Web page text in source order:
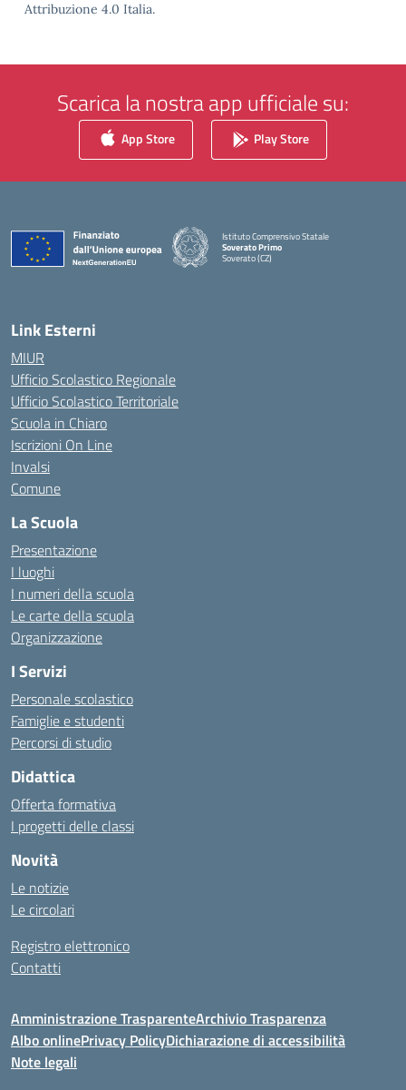
Attribuzione 4.0 Italia.
Scarica la nostra app ufficiale su:
App Store Play Store
Istituto Comprensivo Statale
Soverato Primo
Soverato (CZ)
Link Esterni
MIUR
Ufficio Scolastico Regionale
Ufficio Scolastico Territoriale
Scuola in Chiaro
Iscrizioni On Line
Invalsi
Comune
La Scuola
Presentazione
I luoghi
I numeri della scuola
Le carte della scuola
Organizzazione
I Servizi
Personale scolastico
Famiglie e studenti
Percorsi di studio
Didattica
Offerta formativa
I progetti delle classi
Novità
Le notizie
Le circolari
Registro elettronico
Contatti
Amministrazione TrasparenteArchivio Trasparenza
Albo onlinePrivacy PolicyDichiarazione di accessibilità
Note legali